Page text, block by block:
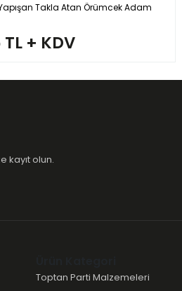
Takla Atan Örümcek Adam
+ KDV
kayıt olun.
Toptan Parti Malzemeleri